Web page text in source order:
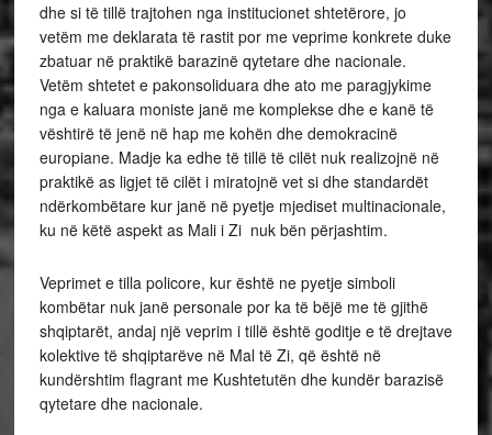
dhe si të tillë trajtohen nga institucionet shtetërore, jo
vetëm me deklarata të rastit por me veprime konkrete duke
zbatuar në praktikë barazinë qytetare dhe nacionale.
Vetëm shtetet e pakonsoliduara dhe ato me paragjykime
nga e kaluara moniste janë me komplekse dhe e kanë të
vështirë të jenë në hap me kohën dhe demokracinë
europiane. Madje ka edhe të tillë të cilët nuk realizojnë në
praktikë as ligjet të cilët i miratojnë vet si dhe standardët
ndërkombëtare kur janë në pyetje mjediset multinacionale,
ku në këtë aspekt as Mali i Zi nuk bën përjashtim.
Veprimet e tilla policore, kur është ne pyetje simboli
kombëtar nuk janë personale por ka të bëjë me të gjithë
shqiptarët, andaj një veprim i tillë është goditje e të drejtave
kolektive të shqiptarëve në Mal të Zi, që është në
kundërshtim flagrant me Kushtetutën dhe kundër barazisë
qytetare dhe nacionale.